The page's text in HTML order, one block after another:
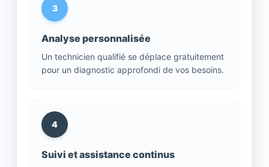
3
Analyse personnalisée
Un technicien qualifié se déplace gratuitement
pour un diagnostic approfondi de vos besoins.
4
Suivi et assistance continus